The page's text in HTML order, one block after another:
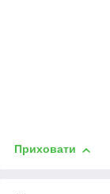
Приховати